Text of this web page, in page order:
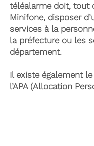
téléalarme doit, tout
Minifone, disposer
services à la
la préfecture ou les
département.
Il existe également le
l’APA (Allocation